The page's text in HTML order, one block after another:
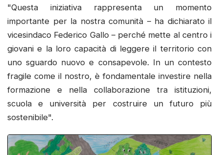
"Questa iniziativa rappresenta un momento
importante per la nostra comunità – ha dichiarato il
vicesindaco Federico Gallo – perché mette al centro i
giovani e la loro capacità di leggere il territorio con
uno sguardo nuovo e consapevole. In un contesto
fragile come il nostro, è fondamentale investire nella
formazione e nella collaborazione tra istituzioni,
scuola e università per costruire un futuro più
sostenibile".